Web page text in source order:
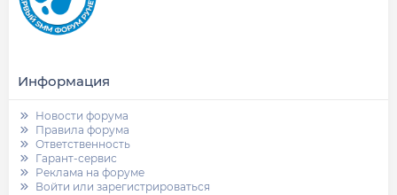
Информация
Новости форума
Правила форума
Ответственность
Гарант-сервис
Реклама на форуме
Войти или зарегистрироваться